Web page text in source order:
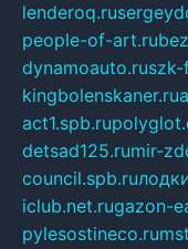
lenderoq.ru
people-of-art.ru
dynamoauto.ru
kingbolenskaner.ru
act1.spb.ru
detsad125.rumir-
council.spb.ru
iclub.net.rugazon-
pylesostineco.ru